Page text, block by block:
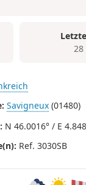
28
Savigneux (01480)
N 46.0016° / E
Ref. 3030SB